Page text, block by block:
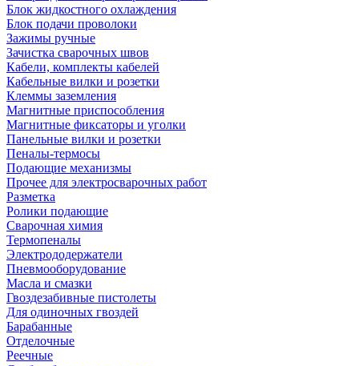
Блок жидкостного охлаждения
Блок подачи проволоки
Зажимы ручные
Зачистка сварочных швов
Кабели, комплекты кабелей
Кабельные вилки и розетки
Клеммы заземления
Магнитные приспособления
Магнитные фиксаторы и уголки
Панельные вилки и розетки
Пеналы-термосы
Подающие механизмы
Прочее для электросварочных работ
Разметка
Ролики подающие
Сварочная химия
Термопеналы
Электрододержатели
Пневмооборудование
Масла и смазки
Гвоздезабивные пистолеты
Для одиночных гвоздей
Барабанные
Отделочные
Реечные